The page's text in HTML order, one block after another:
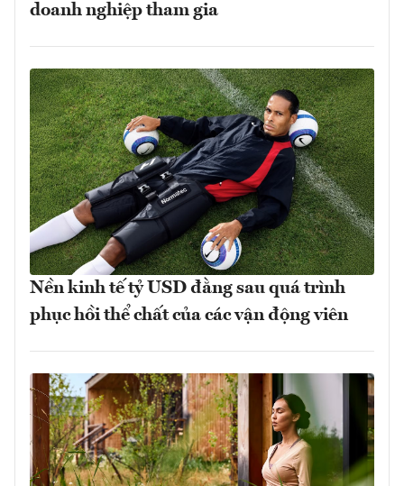
doanh nghiệp tham gia
Nền kinh tế tỷ USD đằng sau quá trình
phục hồi thể chất của các vận động viên